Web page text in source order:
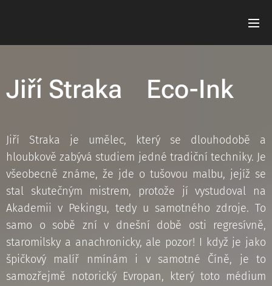
Jiří Straka Eco-Ink
Jiří Straka je umělec, který se dlouhodobě a
hloubkově zabývá studiem jedné tradiční techniky. Je
všeobecně známe, že jde o tušovou malbu, jejíž se
stal skutečným mistrem, protože jí vystudoval na
Akademii v Pekingu, tedy u samotného zdroje. To
samo o sobě zní v dnešní době osti regresívně,
staromilsky a anachronicky, ale pozor! I když je jako
špičkový malíř nmínám i v samotné Číně, je to
samozřejmě notorický Evropan, který toto médium